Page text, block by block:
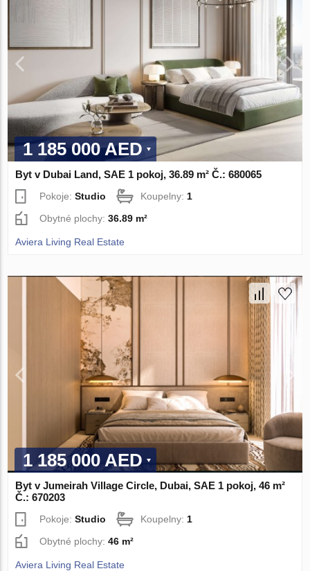
1 185 000 AED
Byt v Dubai Land, SAE 1 pokoj, 36.89 m² Č.: 680065
Pokoje:Studio Koupelny: 1
Obytné plochy:36.89 m²
Aviera Living Real Estate
1 185 000 AED
Byt v Jumeirah Village Circle, Dubai, SAE 1 pokoj, 46 m²
Č.: 670203
Pokoje:Studio Koupelny: 1
Obytné plochy:46 m²
Aviera Living Real Estate